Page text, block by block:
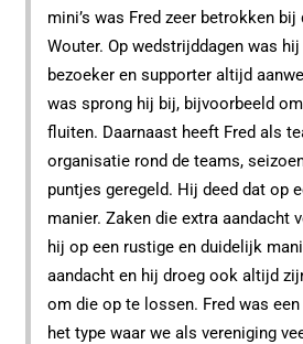
mini’s was Fred zeer betrokken bij
Wouter. Op wedstrijddagen was
bezoeker en supporter altijd
was sprong hij bij, bijvoorbeeld
fluiten. Daarnaast heeft Fred als
organisatie rond de teams,
puntjes geregeld. Hij deed dat op
manier. Zaken die extra aandacht
hij op een rustige en duidelijk
aandacht en hij droeg ook altijd
om die op te lossen. Fred was
het type waar we als vereniging